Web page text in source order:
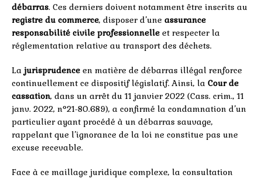
débarras. Ces derniers doivent notamment être inscrits au
registre du commerce, disposer d’une assurance
responsabilité civile professionnelle et respecter la
réglementation relative au transport des déchets.
La jurisprudence en matière de débarras illégal renforce
continuellement ce dispositif législatif. Ainsi, la Cour de
cassation, dans un arrêt du 11 janvier 2022 (Cass. crim., 11
janv. 2022, n°21-80.689), a confirmé la condamnation d’un
particulier ayant procédé à un débarras sauvage,
rappelant que l’ignorance de la loi ne constitue pas une
excuse recevable.
Face à ce maillage juridique complexe, la consultation